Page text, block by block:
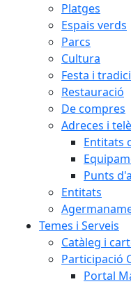
Platges
Espais verds
Parcs
Cultura
Festa i
Restauració
De compres
Adreces i
Entitats
Punts
Entitats
Temes i Serveis
Catàleg i
Participació
Portal